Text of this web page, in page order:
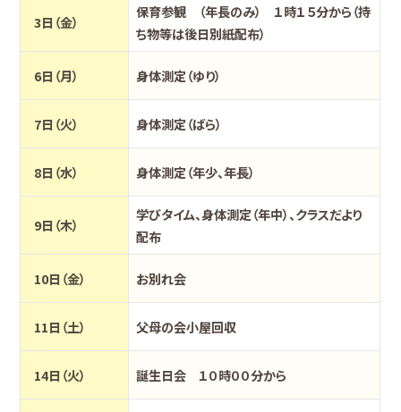
3日（金）
保育参観 （年長のみ） １時１５分から（持
ち物等は後日別紙配布）
6日（月） 身体測定（ゆり）
7日（火） 身体測定（ばら）
8日（水） 身体測定（年少、年長）
9日（木）
学びタイム、身体測定（年中）、クラスだより
配布
10日（金） お別れ会
11日（土） 父母の会小屋回収
14日（火） 誕生日会 １０時００分から